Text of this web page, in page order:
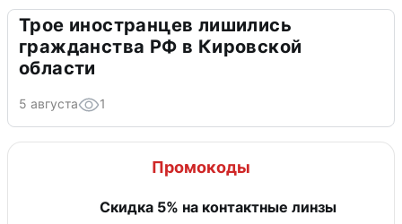
Трое иностранцев лишились
гражданства РФ в Кировской
области
5 августа 1
Промокоды
Скидка 5% на контактные линзы